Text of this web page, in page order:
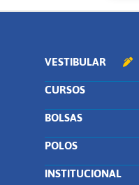
VESTIBULAR
CURSOS
BOLSAS
POLOS
INSTITUCIONAL